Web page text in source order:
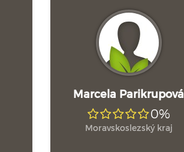
Marcela Parikrupová
0%
Moravskoslezský kraj